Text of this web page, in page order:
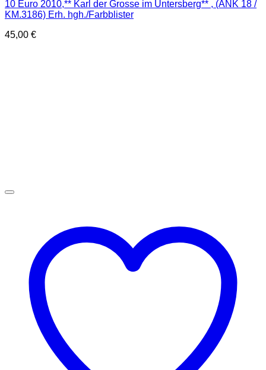
10 Euro 2010,** Karl der Grosse im Untersberg** , (ANK 18 /
KM.3186) Erh. hgh./Farbblister
45,00 €